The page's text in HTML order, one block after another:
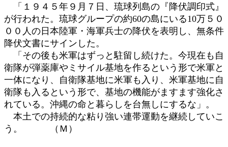
「１９４５年９月７日、琉球列島の『降伏調印式』
が行われた。琉球グループの約60の島にいる10万５０
００人の日本陸軍・海軍兵士の降伏を表明し、無条件
降伏文書にサインした。
「その後も米軍はずっと駐留し続けた。今現在も自
衛隊が弾薬庫やミサイル基地を作るという形で米軍と
一体になり、自衛隊基地に米軍も入り、米軍基地に自
衛隊も入るという形で、基地の機能がますます強化さ
れている。沖縄の命と暮らしを台無しにするな」。
本土での持続的な粘り強い連帯運動を継続していこ
う。 （Ｍ）